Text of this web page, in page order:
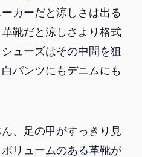
カーだと涼しさは出る
靴だと涼しさより格式
ューズはその中間を狙
パンツにもデニムにも
、足の甲がすっきり見
リュームのある革靴が